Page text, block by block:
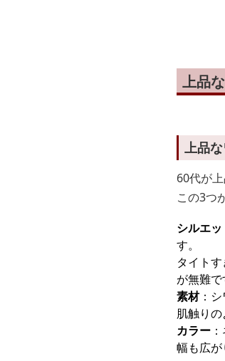
上品
上品
60代が
この3つ
シルエッ
す。
タイト
が無難で
素材：シ
肌触り
カラー
幅も広が